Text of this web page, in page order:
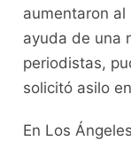
aumentaron
ayuda de una
periodistas,
solicitó asilo
En Los